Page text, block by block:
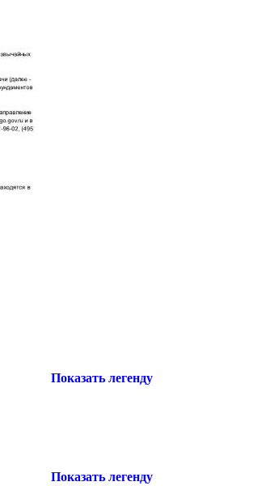
Показать легенду
Показать легенду